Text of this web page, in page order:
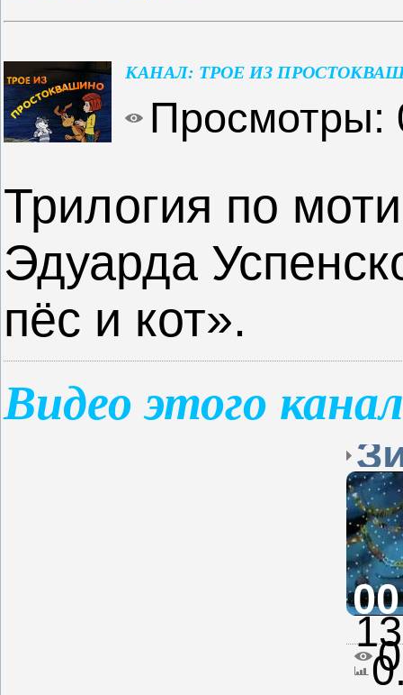
КАНАЛ: ТРОЕ ИЗ
Просмотры:
Трилогия по
Эдуарда
пёс и кот».
Видео этого
0